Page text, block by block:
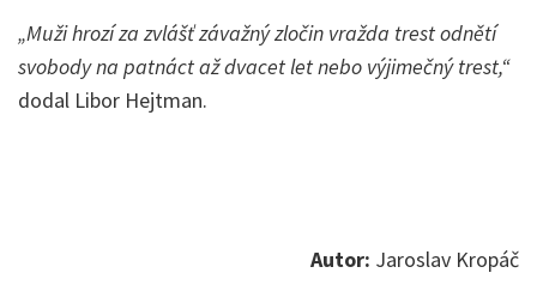
„Muži hrozí za zvlášť závažný zločin vražda trest odnětí
svobody na patnáct až dvacet let nebo výjimečný trest,“
dodal Libor Hejtman.
Autor: Jaroslav Kropáč